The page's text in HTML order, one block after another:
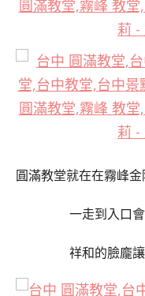
圓滿教堂就在在霧峰
一走到入口
祥和的臉龐